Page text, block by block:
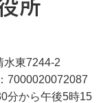
水東7244-2
7000020072087
分から午後5時15